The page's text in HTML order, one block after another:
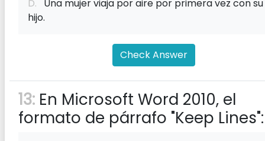
D. Una mujer viaja por aire por primera vez con su
hijo.
Check Answer
13: En Microsoft Word 2010, el
formato de párrafo "Keep Lines":